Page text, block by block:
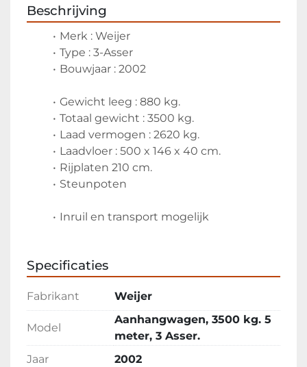
Beschrijving
Merk : Weijer
Type : 3-Asser
Bouwjaar : 2002
Gewicht leeg : 880 kg.
Totaal gewicht : 3500 kg.
Laad vermogen : 2620 kg.
Laadvloer : 500 x 146 x 40 cm.
Rijplaten 210 cm.
Steunpoten
Inruil en transport mogelijk
Specificaties
Fabrikant Weijer
Model
Aanhangwagen, 3500 kg. 5
meter, 3 Asser.
Jaar
2002